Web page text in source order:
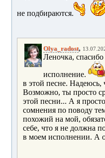
не подбираются.
Olya_radost,
Леночка,
исполнение.
в этой песне. Надеюсь,
Возможно, ты просто
этой песни... А я
сомнения по поводу
похожий на мой,
себе, что я не должна
в моем исполнении. А